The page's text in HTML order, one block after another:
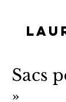
Sacs
»